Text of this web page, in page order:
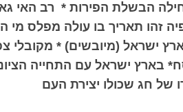
הבשלת הפירות * רב האי
זהו תאריך בו עולה מפלס
ישראל (מיובשים) * מקובלי
בארץ ישראל עם התחייה
של חג שכולו יצירת העם